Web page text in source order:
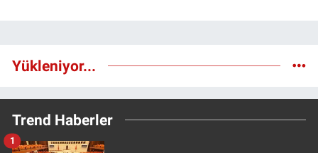
Yükleniyor...
Trend Haberler
1